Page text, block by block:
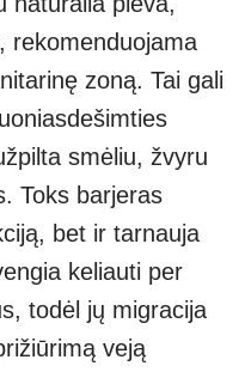
rekomenduojama
zoną. Tai gali
smėliu, žvyru
Toks barjeras
bet ir tarnauja
keliauti per
todėl jų migracija
veją